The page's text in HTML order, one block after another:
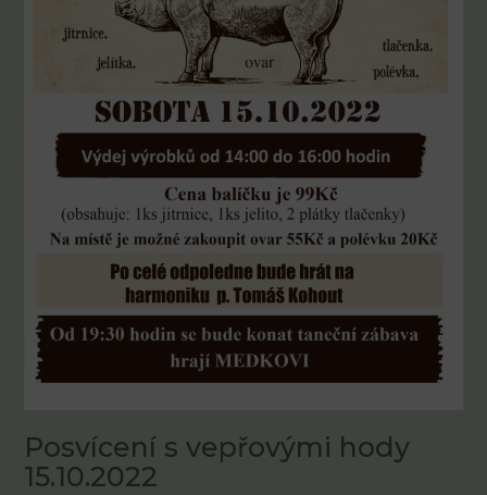
Posvícení s vepřovými hody
15.10.2022